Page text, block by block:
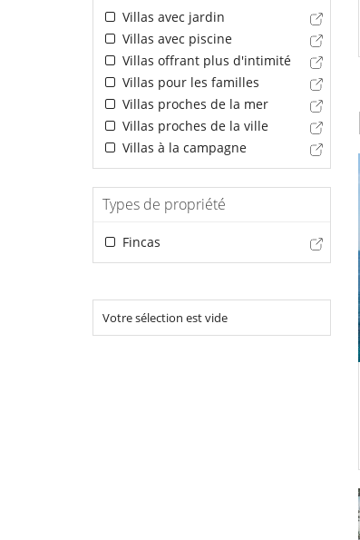
Villas avec jardin
Villas avec piscine
Villas offrant plus d'intimité
Villas pour les familles
Villas proches de la mer
Villas proches de la ville
Villas à la campagne
Types de propriété
Fincas
Votre sélection est vide